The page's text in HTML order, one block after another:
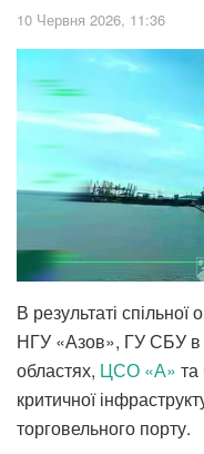
10 Червня 2026, 11:36
В результаті
НГУ «Азов», ГУ СБУ в
областях, ЦСО «А» та
критичної
торговельного порту.